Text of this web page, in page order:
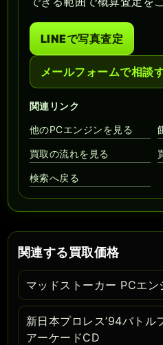
LINEで写真査定
メールフォームで相談
関連リンク
他のPCエンジンを見る
買取の流れを見る
検索へ戻る
関連する買取価格
マッドストーカー PCエ
新日本プロレス’94バトル
アーケードCD